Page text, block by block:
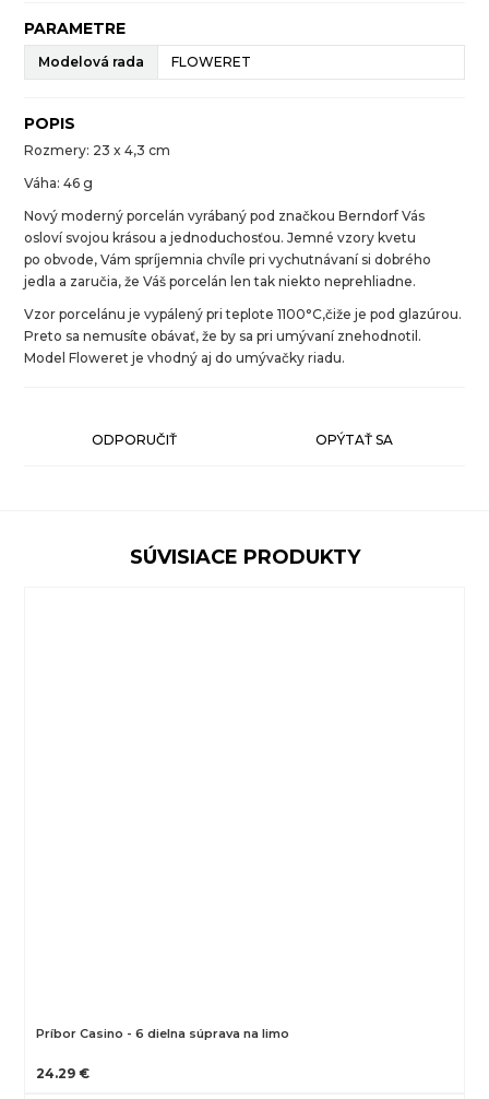
PARAMETRE
Modelová rada FLOWERET
POPIS
Rozmery: 23 x 4,3 cm
Váha: 46 g
Nový moderný porcelán vyrábaný pod značkou Berndorf Vás
osloví svojou krásou a jednoduchosťou. Jemné vzory kvetu
po obvode, Vám spríjemnia chvíle pri vychutnávaní si dobrého
jedla a zaručia, že Váš porcelán len tak niekto neprehliadne.
Vzor porcelánu je vypálený pri teplote 1100°C,čiže je pod glazúrou.
Preto sa nemusíte obávať, že by sa pri umývaní znehodnotil.
Model Floweret je vhodný aj do umývačky riadu.
ODPORUČIŤ OPÝTAŤ SA
SÚVISIACE PRODUKTY
Príbor Casino - 6 dielna súprava na limo
24.29 €